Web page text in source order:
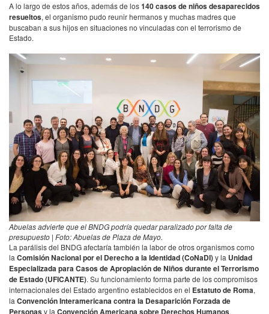
A lo largo de estos años, además de los140 casos de niños desaparecidos
resueltos, el organismo pudo reunir hermanos y muchas madres que
buscaban a sus hijos en situaciones no vinculadas con el terrorismo de
Estado.
Abuelas advierte que el BNDG podría quedar paralizado por falta de
presupuesto | Foto: Abuelas de Plaza de Mayo.
La parálisis del BNDG afectaría también la labor de otros organismos como
la Comisión Nacional por el Derecho a la Identidad (CoNaDI)y la Unidad
Especializada para Casos de Apropiación de Niños durante el Terrorismo
de Estado (UFICANTE). Su funcionamiento forma parte de los compromisos
internacionales del Estado argentino establecidos en el Estatuto de Roma,
la Convención Interamericana contra la Desaparición Forzada de
Personasy la Convención Americana sobre Derechos Humanos.